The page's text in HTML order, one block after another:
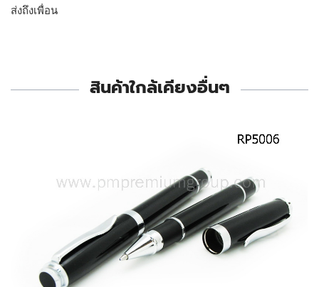
ส่งถึงเพื่อน
สินค้าใกล้เคียงอื่นๆ